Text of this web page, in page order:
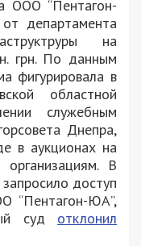
ООО “Пентагон-
от департамента
на
грн. По данным
фигурировала в
областной
служебным
Днепра,
в аукционах на
В
доступ
“Пентагон-ЮА”,
суд отклонил